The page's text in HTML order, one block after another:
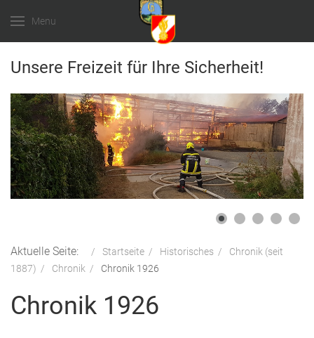
Menu
Unsere Freizeit für Ihre Sicherheit!
Aktuelle Seite: Startseite Historisches
Chronik (seit
1887)
Chronik Chronik 1926
Chronik 1926